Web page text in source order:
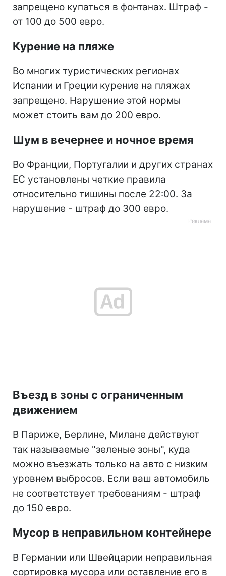
запрещено купаться в фонтанах. Штраф -
от 100 до 500 евро.
Курение на пляже
Во многих туристических регионах
Испании и Греции курение на пляжах
запрещено. Нарушение этой нормы
может стоить вам до 200 евро.
Шум в вечернее и ночное время
Во Франции, Португалии и других странах
ЕС установлены четкие правила
относительно тишины после 22:00. За
нарушение - штраф до 300 евро.
Въезд в зоны с ограниченным
движением
В Париже, Берлине, Милане действуют
так называемые "зеленые зоны", куда
можно въезжать только на авто с низким
уровнем выбросов. Если ваш автомобиль
не соответствует требованиям - штраф
до 150 евро.
Мусор в неправильном контейнере
В Германии или Швейцарии неправильная
сортировка мусора или оставление его в